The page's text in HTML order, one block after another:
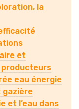
la
et
producteurs
eau énergie
gazière
et l’eau dans